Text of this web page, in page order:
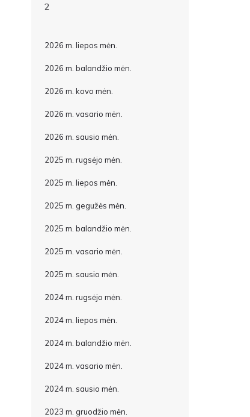
2
2026 m. liepos mėn.
2026 m. balandžio mėn.
2026 m. kovo mėn.
2026 m. vasario mėn.
2026 m. sausio mėn.
2025 m. rugsėjo mėn.
2025 m. liepos mėn.
2025 m. gegužės mėn.
2025 m. balandžio mėn.
2025 m. vasario mėn.
2025 m. sausio mėn.
2024 m. rugsėjo mėn.
2024 m. liepos mėn.
2024 m. balandžio mėn.
2024 m. vasario mėn.
2024 m. sausio mėn.
2023 m. gruodžio mėn.